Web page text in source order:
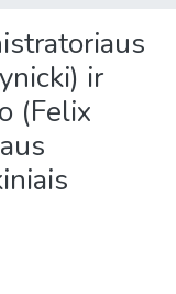
ir
(Felix